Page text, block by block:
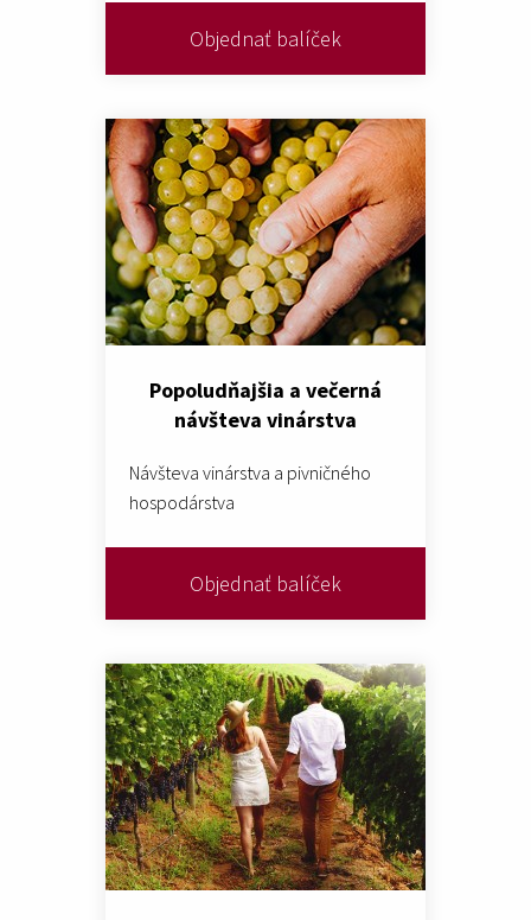
Objednať balíček
Popoludňajšia a večerná
návšteva vinárstva
Návšteva vinárstva a pivničného
hospodárstva
Objednať balíček